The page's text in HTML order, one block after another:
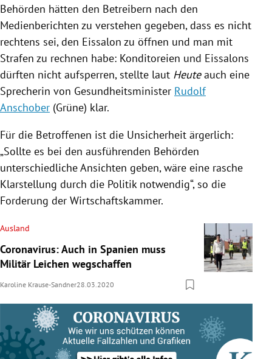
Behörden hätten den Betreibern nach den
Medienberichten zu verstehen gegeben, dass es nicht
rechtens sei, den Eissalon zu öffnen und man mit
Strafen zu rechnen habe: Konditoreien und Eissalons
dürften nicht aufsperren, stellte laut Heuteauch eine
Sprecherin von Gesundheitsminister Rudolf
Anschober (Grüne) klar.
Für die Betroffenen ist die Unsicherheit ärgerlich:
„Sollte es bei den ausführenden Behörden
unterschiedliche Ansichten geben, wäre eine rasche
Klarstellung durch die Politik notwendig“, so die
Forderung der Wirtschaftskammer.
Ausland
Coronavirus: Auch in Spanien muss
Militär Leichen wegschaffen
Karoline Krause-Sandner28.03.2020